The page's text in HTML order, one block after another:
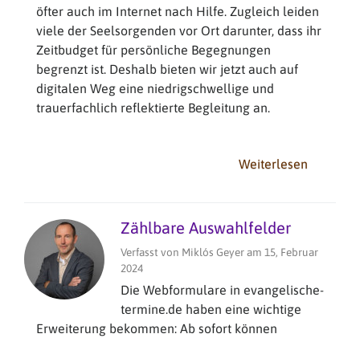
öfter auch im Internet nach Hilfe. Zugleich leiden
viele der Seelsorgenden vor Ort darunter, dass ihr
Zeitbudget für persönliche Begegnungen
begrenzt ist. Deshalb bieten wir jetzt auch auf
digitalen Weg eine niedrigschwellige und
trauerfachlich reflektierte Begleitung an.
Weiterlesen
Zählbare Auswahlfelder
Verfasst von Miklós Geyeram 15, Februar
2024
Die Webformulare in evangelische-
termine.de haben eine wichtige
Erweiterung bekommen: Ab sofort können